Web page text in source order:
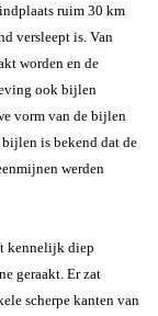
ruim 30 km
versleept is. Van
worden en de
ook bijlen
vorm van de bijlen
is bekend dat de
werden
kennelijk diep
geraakt. Er zat
scherpe kanten van